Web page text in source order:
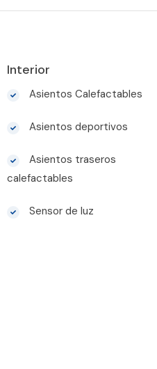
Interior
Asientos Calefactables
Asientos deportivos
Asientos traseros
calefactables
Sensor de luz